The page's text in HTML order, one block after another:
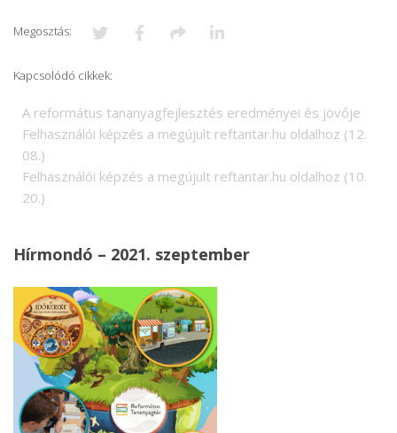
Megosztás:
Kapcsolódó cikkek:
A református tananyagfejlesztés eredményei és jövője
Felhasználói képzés a megújult reftantar.hu oldalhoz (12.
08.)
Felhasználói képzés a megújult reftantar.hu oldalhoz (10.
20.)
Hírmondó – 2021. szeptember